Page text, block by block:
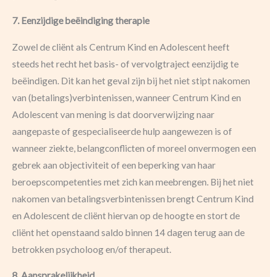
7. Eenzijdige beëindiging therapie
Zowel de cliënt als Centrum Kind en Adolescent heeft
steeds het recht het basis- of vervolgtraject eenzijdig te
beëindigen. Dit kan het geval zijn bij het niet stipt nakomen
van (betalings)verbintenissen, wanneer Centrum Kind en
Adolescent van mening is dat doorverwijzing naar
aangepaste of gespecialiseerde hulp aangewezen is of
wanneer ziekte, belangconflicten of moreel onvermogen een
gebrek aan objectiviteit of een beperking van haar
beroepscompetenties met zich kan meebrengen. Bij het niet
nakomen van betalingsverbintenissen brengt Centrum Kind
en Adolescent de cliënt hiervan op de hoogte en stort de
cliënt het openstaand saldo binnen 14 dagen terug aan de
betrokken psycholoog en/of therapeut.